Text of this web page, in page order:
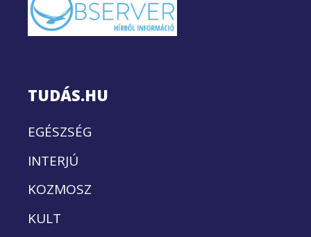
TUDÁS.HU
EGÉSZSÉG
INTERJÚ
KOZMOSZ
KULT